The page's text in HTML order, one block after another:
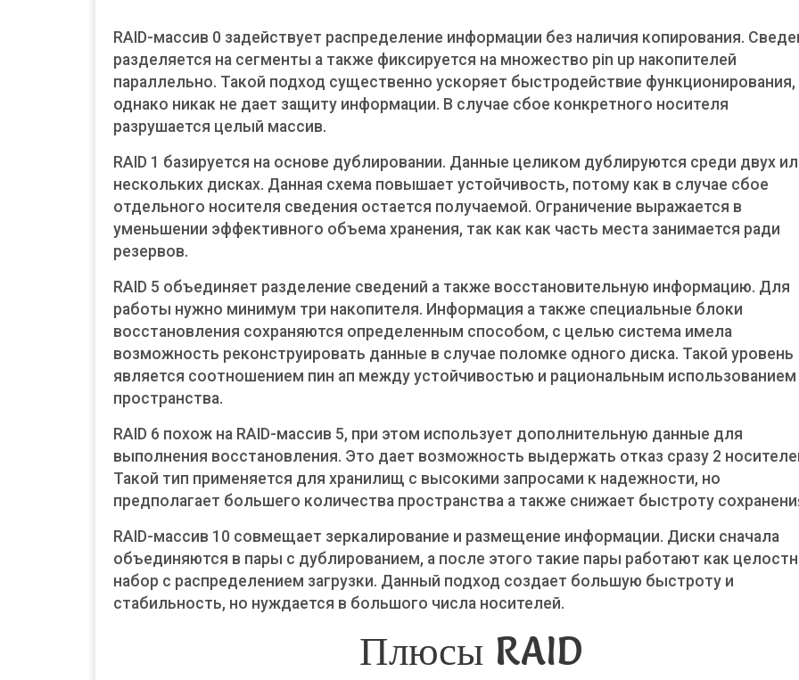
RAID-массив 0 задействует распределение информации без наличия копирования.
разделяется на сегменты а также фиксируется на множество pin up накопителей
параллельно. Такой подход существенно ускоряет быстродействие функционирования,
однако никак не дает защиту информации. В случае сбое конкретного носителя
разрушается целый массив.
RAID 1 базируется на основе дублировании. Данные целиком дублируются среди двух
нескольких дисках. Данная схема повышает устойчивость, потому как в случае сбое
отдельного носителя сведения остается получаемой. Ограничение выражается в
уменьшении эффективного объема хранения, так как как часть места занимается ради
резервов.
RAID 5 объединяет разделение сведений а также восстановительную информацию. Для
работы нужно минимум три накопителя. Информация а также специальные блоки
восстановления сохраняются определенным способом, с целью система имела
возможность реконструировать данные в случае поломке одного диска. Такой уровень
является соотношением пин ап между устойчивостью и рациональным использованием
пространства.
RAID 6 похож на RAID-массив 5, при этом использует дополнительную данные для
выполнения восстановления. Это дает возможность выдержать отказ сразу 2
Такой тип применяется для хранилищ с высокими запросами к надежности, но
предполагает большего количества пространства а также снижает быстроту
RAID-массив 10 совмещает зеркалирование и размещение информации. Диски сначала
объединяются в пары с дублированием, а после этого такие пары работают как
набор с распределением загрузки. Данный подход создает большую быстроту и
стабильность, но нуждается в большого числа носителей.
Плюсы RAID